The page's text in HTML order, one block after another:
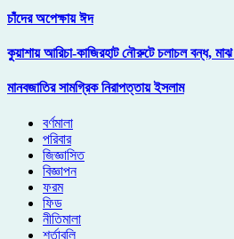
চাঁদের অপেক্ষায় ঈদ
কুয়াশায় আরিচা-কাজিরহাট নৌরুটে চলাচল বন্ধ,
মানবজাতির সামগ্রিক নিরাপত্তায় ইসলাম
বর্ণমালা
পরিবার
জিজ্ঞাসিত
বিজ্ঞাপন
ফরম
ফিড
নীতিমালা
শর্তাবলি